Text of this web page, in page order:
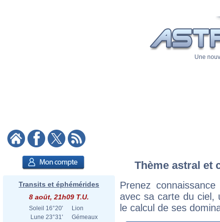
Une
Transits et éphémérides
8 août, 21h09 T.U.
Soleil 16°20'
Lion
Lune 23°31'
Gémeaux
Thème astral et
Prenez
avec sa carte du ciel,
le calcul de ses